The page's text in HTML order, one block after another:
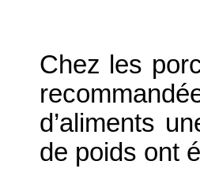
Chez les
d’aliments
de poids ont